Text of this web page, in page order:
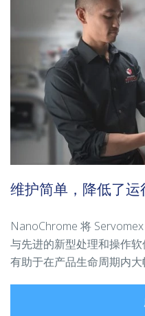
维护简单，降低了运
NanoChrome 将
与先进的新型处理和操作
有助于在产品生命周期内大